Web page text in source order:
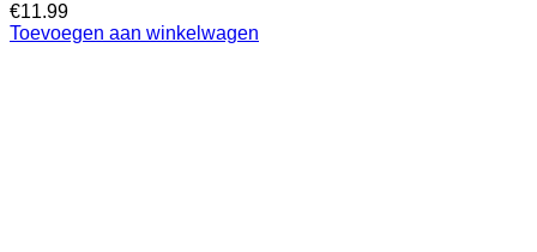
€11.99
Toevoegen aan winkelwagen